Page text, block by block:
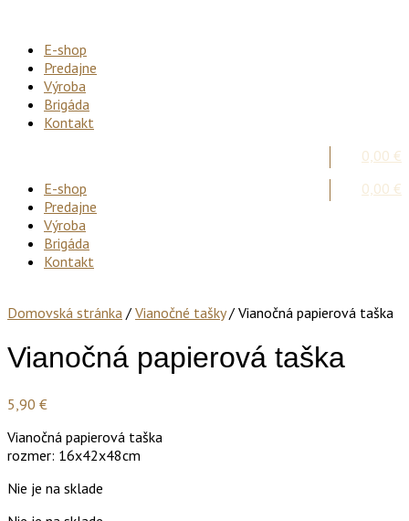
E-shop
Predajne
Výroba
Brigáda
Kontakt
0,00 €
0,00 €
E-shop
Predajne
Výroba
Brigáda
Kontakt
Domovská stránka / Vianočné tašky/ Vianočná papierová taška
Vianočná papierová taška
5,90 €
Vianočná papierová taška
rozmer: 16x42x48cm
Nie je na sklade